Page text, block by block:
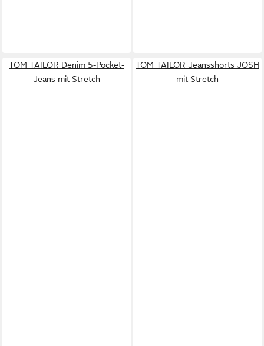
TOM TAILOR Denim 5-Pocket-
Jeans mit Stretch
TOM TAILOR Jeansshorts JOSH
mit Stretch